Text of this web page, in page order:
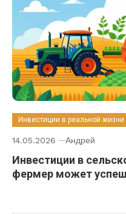
Инвестиции в реальной жизни
14.05.2026 Андрей
Инвестиции в
фермер может